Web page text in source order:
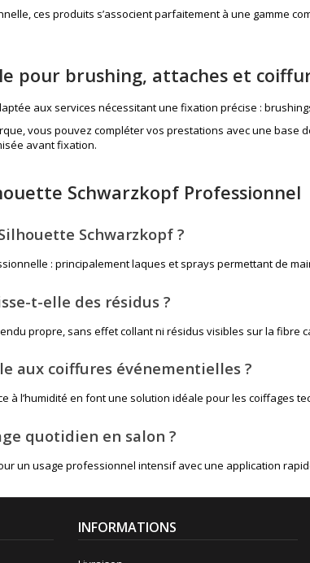
ces produits s’associent parfaitement à une gamme
pour brushing, attaches et
aux services nécessitant une fixation précise :
vous pouvez compléter vos prestations avec une base
avant fixation.
Schwarzkopf Professionnel
Schwarzkopf ?
: principalement laques et sprays permettant de
t-elle des résidus ?
propre, sans effet collant ni résidus visibles sur la fibre
aux coiffures événementielles ?
à l’humidité en font une solution idéale pour les coiffages
quotidien en salon ?
un usage professionnel intensif avec une application
INFORMATIONS